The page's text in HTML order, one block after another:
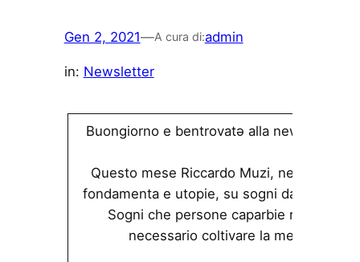
Gen 2, 2021—A cura di:admin
in: Newsletter
Buongiorno e bentrovatə alla newsletter
Questo mese Riccardo Muzi, nel suo
fondamenta e utopie, su sogni da
Sogni che persone caparbie
necessario coltivare la memoria e